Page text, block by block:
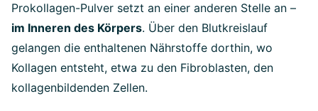
Prokollagen-Pulver setzt an einer anderen Stelle an –
im Inneren des Körpers. Über den Blutkreislauf
gelangen die enthaltenen Nährstoffe dorthin, wo
Kollagen entsteht, etwa zu den Fibroblasten, den
kollagenbildenden Zellen.